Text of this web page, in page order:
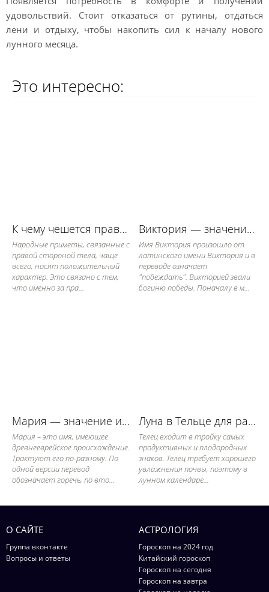
удовольствий. Стоит отказаться от рутины, отдаться
лени и отдыху, чтобы накопить сил к началу нового
лунного месяца.
Это интересно:
К чему чешется правый локоть
Народные приметы, связанные с
правой стороной тела, чаще
всего, носят положительный
характер. Это связано с тем,
что именно за пра...
Виктория — значение имени, его судьба и характер
Имя Виктория произошло от
латинского имени Виктория и в
переводе означает
"побеждать". Викторией звали
богиню победы. Поначалу в м...
Мария — значение имени, его судьба и характер
Мария – это имя, имеющее
древнееврейское происхождение.
Трактуют его по-разному. По
одной версии перевод
обозначает горечь, по вто...
Луна в Тельце для работы в огороде
Телец входит в тройку самых
продуктивных и плодородных
знаков. Телец требует хорошего
увлажнения почвы, поэтому в
лунном календаре...
О САЙТЕ
Группа вконтакте
Вопросы и ответы
АСТРОЛОГИЯ
Гороскоп на 2024 год
Китайский гороскоп
Гороскоп на сегодня
Гороскоп на завтра